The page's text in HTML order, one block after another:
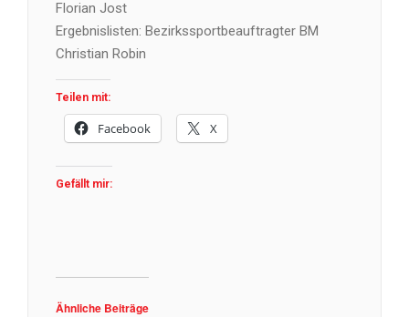
Florian Jost
Ergebnislisten: Bezirkssportbeauftragter BM
Christian Robin
Teilen mit:
Facebook X
Gefällt mir:
Ähnliche Beiträge